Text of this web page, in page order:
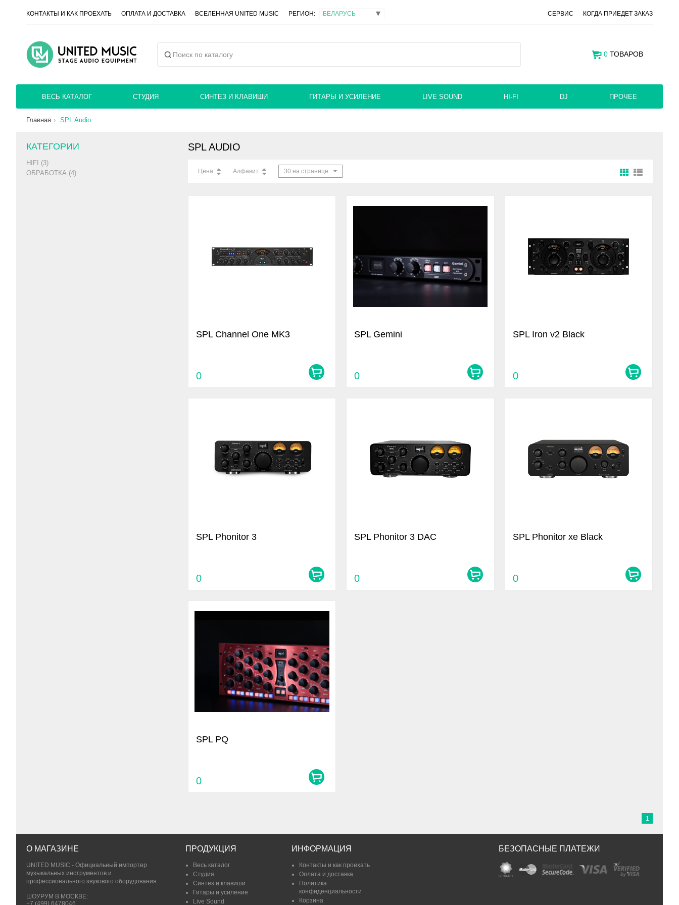
КОНТАКТЫ И КАК ПРОЕХАТЬ ОПЛАТА И ДОСТАВКА ВСЕЛЕННАЯ UNITED MUSIC РЕГИОН: СЕРВИС КОГДА ПРИЕДЕТ ЗАКАЗ
0 ТОВАРОВ
ВЕСЬ КАТАЛОГ СТУДИЯ СИНТЕЗ И КЛАВИШИ ГИТАРЫ И УСИЛЕНИЕ LIVE SOUND HI-FI DJ ПРОЧЕЕ
Главная SPL Audio
КАТЕГОРИИ
HIFI (3)
ОБРАБОТКА (4)
SPL AUDIO
Цена Алфавит 30 на странице
SPL Channel One MK3
0
SPL Gemini
0
SPL Iron v2 Black
0
SPL Phonitor 3
0
SPL Phonitor 3 DAC
0
SPL Phonitor xe Black
0
SPL PQ
0
1
О МАГАЗИНЕ
UNITED MUSIC - Официальный импортер
музыкальных инструментов и
профессионального звукового оборудования.
ШОУРУМ В МОСКВЕ:
+7 (499) 6478046
ПРОДУКЦИЯ
Весь каталог
Студия
Синтез и клавиши
Гитары и усиление
Live Sound
ИНФОРМАЦИЯ
Контакты и как проехать
Оплата и доставка
Политика
конфиденциальности
Корзина
БЕЗОПАСНЫЕ ПЛАТЕЖИ